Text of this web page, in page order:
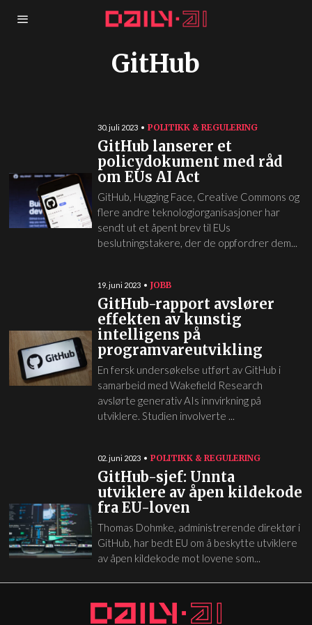
GitHub
30. juli 2023 POLITIKK & REGULERING
GitHub lanserer et
policydokument med råd
om EUs AI Act
GitHub, Hugging Face, Creative Commons og
flere andre teknologiorganisasjoner har
sendt ut et åpent brev til EUs
beslutningstakere, der de oppfordrer dem...
19. juni 2023 JOBB
GitHub-rapport avslører
effekten av kunstig
intelligens på
programvareutvikling
En fersk undersøkelse utført av GitHub i
samarbeid med Wakefield Research
avslørte generativ AIs innvirkning på
utviklere. Studien involverte ...
02. juni 2023 POLITIKK & REGULERING
GitHub-sjef: Unnta
utviklere av åpen kildekode
fra EU-loven
Thomas Dohmke, administrerende direktør i
GitHub, har bedt EU om å beskytte utviklere
av åpen kildekode mot lovene som...